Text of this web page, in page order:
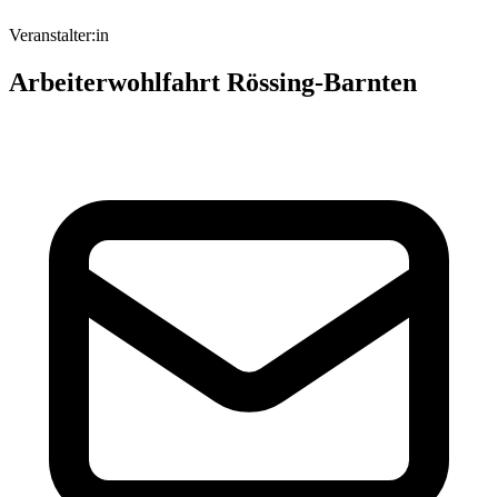
Veranstalter:in
Arbeiterwohlfahrt Rössing-Barnten